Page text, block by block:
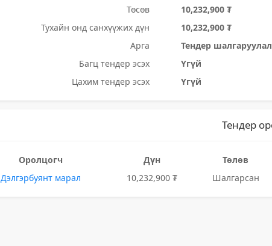
Төсөв
10,232,900 ₮
Тухайн онд санхүүжих дүн
10,232,900 ₮
Арга
Тендер
Багц тендер эсэх
Үгүй
Цахим тендер эсэх
Үгүй
Тендер
Оролцогч Дүн Төлөв
Дэлгэрбуянт марал 10,232,900 ₮ Шалгарсан